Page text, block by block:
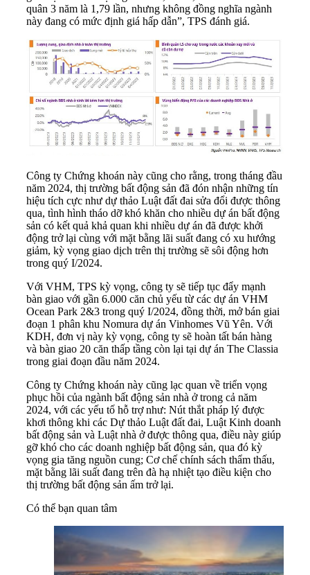
quân 3 năm là 1,79 lần, nhưng không đồng nghĩa ngành
này đang có mức định giá hấp dẫn”, TPS đánh giá.
Công ty Chứng khoán này cũng cho rằng, trong tháng đầu
năm 2024, thị trường bất động sản đã đón nhận những tín
hiệu tích cực như dự thảo Luật đất đai sửa đổi được thông
qua, tình hình tháo dỡ khó khăn cho nhiều dự án bất động
sản có kết quả khả quan khi nhiều dự án đã được khởi
động trở lại cùng với mặt bằng lãi suất đang có xu hướng
giảm, kỳ vọng giao dịch trên thị trường sẽ sôi động hơn
trong quý I/2024.
Với VHM, TPS kỳ vọng, công ty sẽ tiếp tục đẩy mạnh
bàn giao với gần 6.000 căn chủ yếu từ các dự án VHM
Ocean Park 2&3 trong quý I/2024, đồng thời, mở bán giai
đoạn 1 phân khu Nomura dự án Vinhomes Vũ Yên. Với
KDH, đơn vị này kỳ vọng, công ty sẽ hoàn tất bán hàng
và bàn giao 20 căn thấp tầng còn lại tại dự án The Classia
trong giai đoạn đầu năm 2024.
Công ty Chứng khoán này cũng lạc quan về triển vọng
phục hồi của ngành bất động sản nhà ở trong cả năm
2024, với các yếu tố hỗ trợ như: Nút thắt pháp lý được
khơi thông khi các Dự thảo Luật đất đai, Luật Kinh doanh
bất động sản và Luật nhà ở được thông qua, điều này giúp
gỡ khó cho các doanh nghiệp bất động sản, qua đó kỳ
vọng gia tăng nguồn cung; Cơ chế chính sách thẩm thấu,
mặt bằng lãi suất đang trên đà hạ nhiệt tạo điều kiện cho
thị trường bất động sản ấm trở lại.
Có thể bạn quan tâm